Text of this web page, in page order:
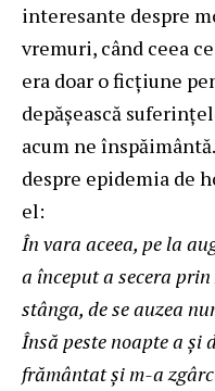
interesante despre
vremuri, când ceea
era doar o ficțiune
depășească
acum ne
despre epidemia de
el:
În vara aceea, pe la
a început a secera
stânga, de se auzea
Însă peste noapte a şi
frământat şi m-a